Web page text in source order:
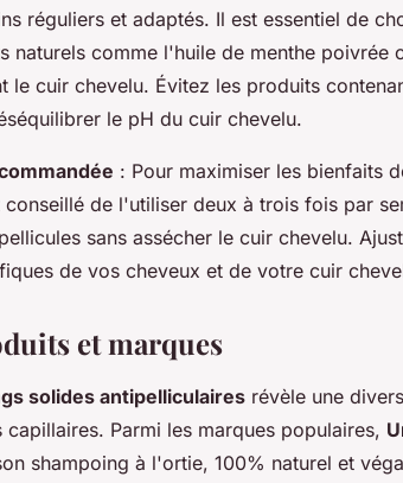
réguliers et adaptés. Il est essentiel de
naturels comme l'huile de menthe poivrée
le cuir chevelu. Évitez les produits
le pH du cuir chevelu.
: Pour maximiser les bienfaits
de l'utiliser deux à trois fois par
sans assécher le cuir chevelu.
de vos cheveux et de votre cuir
et marques
solides antipelliculaires révèle une
Parmi les marques populaires,
shampoing à l'ortie, 100% naturel et